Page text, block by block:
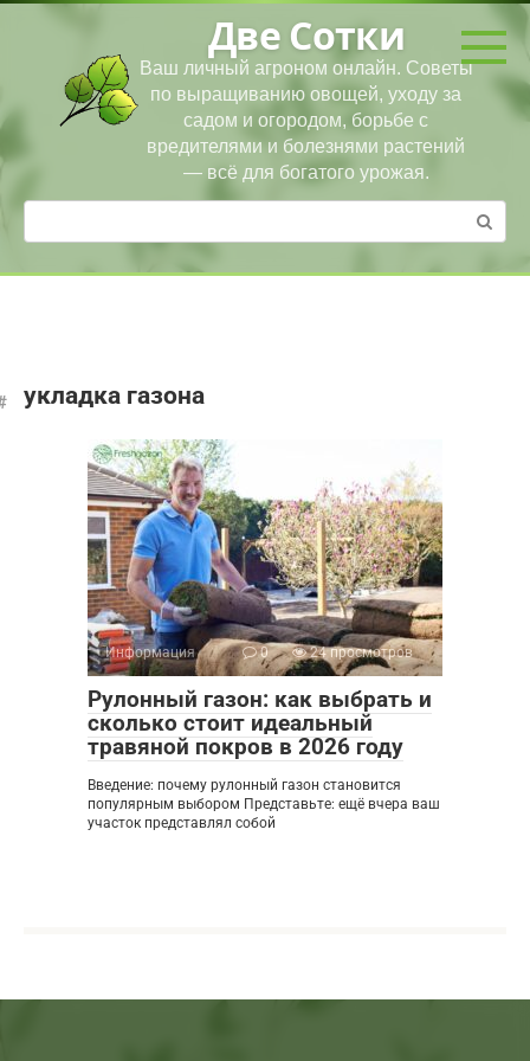
Перейти
Две Сотки
Ваш личный агроном онлайн. Советы
по выращиванию овощей, уходу за
садом и огородом, борьбе с
вредителями и болезнями растений
— всё для богатого урожая.
Поиск:
укладка газона
Информация 0 24 просмотров
Рулонный газон: как выбрать и
сколько стоит идеальный
травяной покров в 2026 году
Введение: почему рулонный газон становится
популярным выбором Представьте: ещё вчера ваш
участок представлял собой